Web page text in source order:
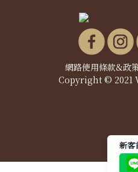
網路使用條款&政
Copyright © 2021